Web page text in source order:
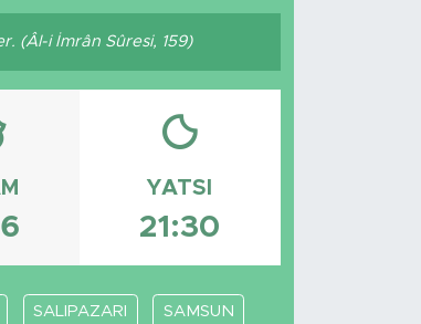
(Âl-i İmrân Sûresi, 159)
YATSI
21:30
SALIPAZARI SAMSUN